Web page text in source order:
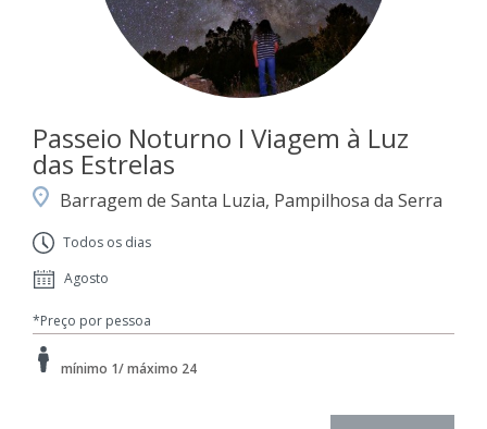
Passeio Noturno I Viagem à Luz
das Estrelas
Barragem de Santa Luzia, Pampilhosa da Serra
Todos os dias
Agosto
*Preço por pessoa
mínimo 1/ máximo 24